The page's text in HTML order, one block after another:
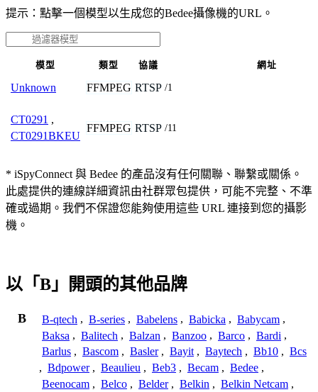
提示：點擊一個模型以生成您的Bedee攝像機的URL。
模型 類型 協議 網址
Unknown FFMPEG RTSP /1
CT0291 ,
CT0291BKEU
FFMPEG RTSP /11
* iSpyConnect 與 Bedee 的產品沒有任何關聯、聯繫或關係。
此處提供的連線詳細資訊由社群眾包提供，可能不完整、不準
確或過期。我們不保證您能夠使用這些 URL 連接到您的攝影
機。
以「B」開頭的其他品牌
B B-qtech , B-series , Babelens , Babicka , Babycam ,
Baksa , Balitech , Balzan , Banzoo , Barco , Bardi ,
Barlus , Bascom , Basler , Bayit , Baytech , Bb10 , Bcs
, Bdpower , Beaulieu , Beb3 , Becam , Bedee ,
Beenocam , Belco , Belder , Belkin , Belkin Netcam ,